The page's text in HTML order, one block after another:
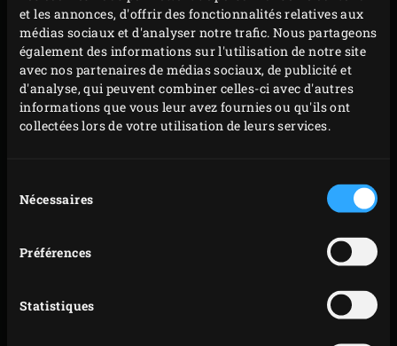
et les annonces, d'offrir des fonctionnalités relatives aux
médias sociaux et d'analyser notre trafic. Nous partageons
également des informations sur l'utilisation de notre site
avec nos partenaires de médias sociaux, de publicité et
d'analyse, qui peuvent combiner celles-ci avec d'autres
informations que vous leur avez fournies ou qu'ils ont
collectées lors de votre utilisation de leurs services.
duNécessaires
Préférences
Statistiques
bord de pâte vierge.
Déchiquetez la mozzarelle et débitez les olives en
fines rondelles. Répartissez le jambon de Parme et le
fromage râpé sur la pizza. Enfin, badigeonnez le
bord de la pizza d’un petit peu d’huile d’olive
préalablement farinée (avec de la farine de blé ou de
la pizza 4 à 8 minutes. Comme indiqué
fonction de l’épaisseur du fond de pâte. Une fois la
cuisson terminée, parsemez la pizza de basilic et